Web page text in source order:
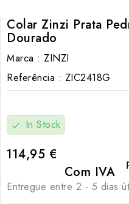
Colar Zinzi Prata
Dourado
Marca : ZINZI
Referência : ZIC2418G
check In Stock
114,95 €
Com IVA
Entregue entre 2 - 5 dias